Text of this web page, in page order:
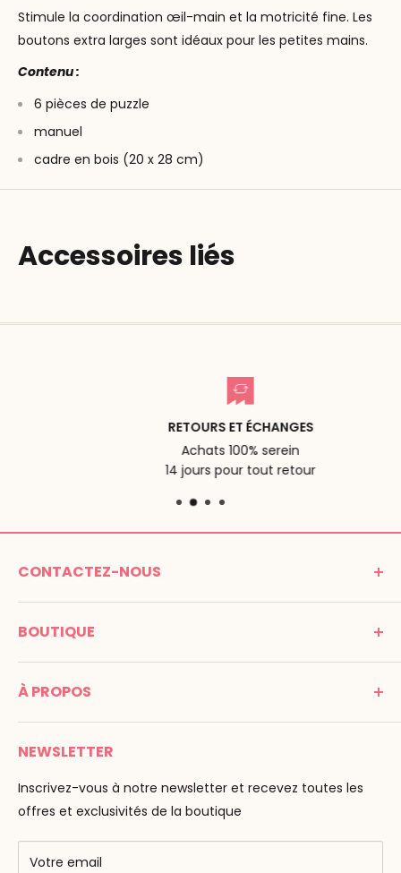
Stimule la coordination œil-main et la motricité fine. Les
boutons extra larges sont idéaux pour les petites mains.
Contenu :
6 pièces de puzzle
manuel
cadre en bois (20 x 28 cm)
Accessoires liés
RETOURS ET ÉCHANGES
Achats 100% serein
14 jours pour tout retour
CONTACTEZ-NOUS
MONTESSORI SPIRIT
Promenade Jean Dalba
Tél : 05 53 61 21 26
Email :info@montessori-spirit.com
BOUTIQUE
C G V
Mentions légales
Paiement
Livraison
F.A.Q
À PROPOS
Montessori Spirit
Maria Montessori
La pédagogie
Nos marques
Centres de formation
NEWSLETTER
Inscrivez-vous à notre newsletter et recevez toutes les
offres et exclusivités de la boutique
Votre email